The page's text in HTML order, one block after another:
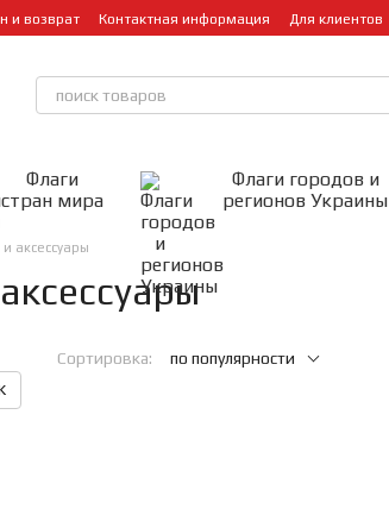
и возврат Контактная информация Для клиентов
Флаги
стран мира
Флаги городов и
регионов Украины
аксессуары
Сортировка: по популярности